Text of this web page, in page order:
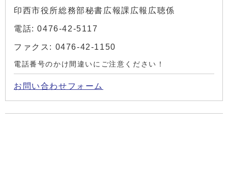
印西市役所総務部秘書広報課広報広聴係
電話: 0476-42-5117
ファクス: 0476-42-1150
電話番号のかけ間違いにご注意ください！
お問い合わせフォーム